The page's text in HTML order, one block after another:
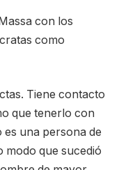
con los
como
Tiene contacto
que tenerlo con
es una persona de
modo que sucedió